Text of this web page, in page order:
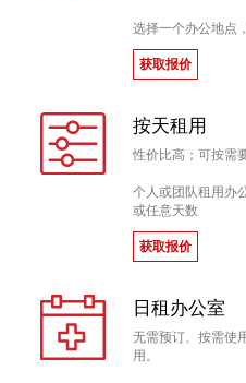
选择一个办公地点
获取报价
按天租用
性价比高；可按需
个人或团队租用办
或任意天数
获取报价
日租办公室
无需预订、按需使
用。